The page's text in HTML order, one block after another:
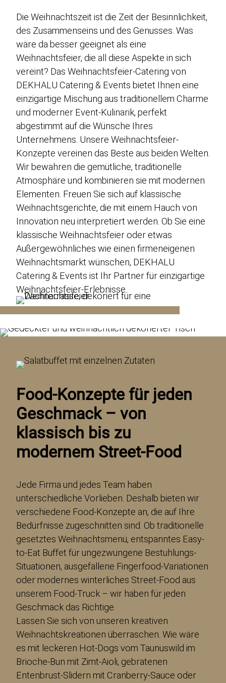
Fingerfood-Catering
Buffet-Catering
Veganes-Catering
Gala-Catering
Food-Truck-Catering
Live-Cooking-Catering
Grill-BBQ-Catering
Cocktail-Catering
Barista-Catering
Über uns
Genusswerk Rodgau
Locations
Glossar
Jobs / Karriere
Kontakt
Case-Studies
Impressum & AGB
EN
Die Weihnachtszeit ist die Zeit der Besinnlichkeit,
des Zusammenseins und des Genusses. Was
wäre da besser geeignet als eine
Weihnachtsfeier, die all diese Aspekte in sich
vereint? Das Weihnachtsfeier-Catering von
DEKHALU Catering & Events bietet Ihnen eine
einzigartige Mischung aus traditionellem Charme
und moderner Event-Kulinarik, perfekt
abgestimmt auf die Wünsche Ihres
Unternehmens. Unsere Weihnachtsfeier-
Konzepte vereinen das Beste aus beiden Welten.
Wir bewahren die gemütliche, traditionelle
Atmosphäre und kombinieren sie mit modernen
Elementen. Freuen Sie sich auf klassische
Weihnachtsgerichte, die mit einem Hauch von
Innovation neu interpretiert werden. Ob Sie eine
klassische Weihnachtsfeier oder etwas
Außergewöhnliches wie einen firmeneigenen
Weihnachtsmarkt wünschen, DEKHALU
Catering & Events ist Ihr Partner für einzigartige
Weihnachtsfeier-Erlebnisse.
Food-Konzepte für jeden
Geschmack – von
klassisch bis zu
modernem Street-Food
Jede Firma und jedes Team haben
unterschiedliche Vorlieben. Deshalb bieten wir
verschiedene Food-Konzepte an, die auf Ihre
Bedürfnisse zugeschnitten sind. Ob traditionelle
gesetztes Weihnachtsmenü, entspanntes Easy-
to-Eat Buffet für ungezwungene Bestuhlungs-
Situationen, ausgefallene Fingerfood-Variationen
oder modernes winterliches Street-Food aus
unserem Food-Truck – wir haben für jeden
Geschmack das Richtige.
Lassen Sie sich von unseren kreativen
Weihnachtskreationen überraschen. Wie wäre
es mit leckeren Hot-Dogs vom Taunuswild im
Brioche-Bun mit Zimt-Aioli, gebratenen
Entenbrust-Slidern mit Cranberry-Sauce oder